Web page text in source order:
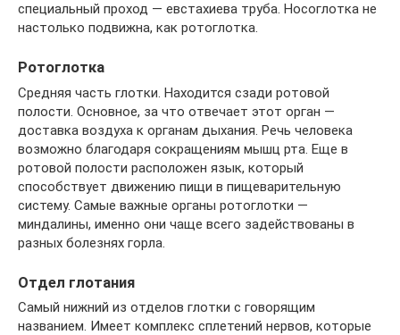
специальный проход — евстахиева труба. Носоглотка не
настолько подвижна, как ротоглотка.
Ротоглотка
Средняя часть глотки. Находится сзади ротовой
полости. Основное, за что отвечает этот орган —
доставка воздуха к органам дыхания. Речь человека
возможно благодаря сокращениям мышц рта. Еще в
ротовой полости расположен язык, который
способствует движению пищи в пищеварительную
систему. Самые важные органы ротоглотки —
миндалины, именно они чаще всего задействованы в
разных болезнях горла.
Отдел глотания
Самый нижний из отделов глотки с говорящим
названием. Имеет комплекс сплетений нервов, которые